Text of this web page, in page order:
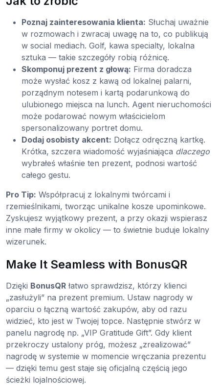
Poznaj zainteresowania klienta: Słuchaj uważnie
w rozmowach i zwracaj uwagę na to, co publikują
w social mediach. Golf, kawa specialty, lokalna
sztuka — takie szczegóły robią różnicę.
Skomponuj prezent z głową: Firma doradcza
może wysłać kosz z kawą od lokalnej palarni,
porządnym notesem i kartą podarunkową do
ulubionego miejsca na lunch. Agent nieruchomości
może podarować nowym właścicielom
spersonalizowany portret domu.
Dodaj osobisty akcent: Dołącz odręczną kartkę.
Krótka, szczera wiadomość wyjaśniająca dlaczego
wybrałeś właśnie ten prezent, podnosi wartość
całego gestu.
Pro Tip: Współpracuj z lokalnymi twórcami i
rzemieślnikami, tworząc unikalne kosze upominkowe.
Zyskujesz wyjątkowy prezent, a przy okazji wspierasz
inne małe firmy w okolicy — to świetnie buduje lokalny
wizerunek.
Make It Seamless with BonusQR
Dzięki BonusQR łatwo sprawdzisz, którzy klienci
„zasłużyli” na prezent premium. Ustaw nagrody w
oparciu o łączną wartość zakupów, aby od razu
widzieć, kto jest w Twojej topce. Następnie stwórz w
panelu nagrodę np. „VIP Gratitude Gift”. Gdy klient
przekroczy ustalony próg, możesz „zrealizować”
nagrodę w systemie w momencie wręczania prezentu
— dzięki temu gest staje się oficjalną częścią jego
ścieżki lojalnościowej.